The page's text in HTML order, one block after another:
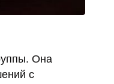
Она
с